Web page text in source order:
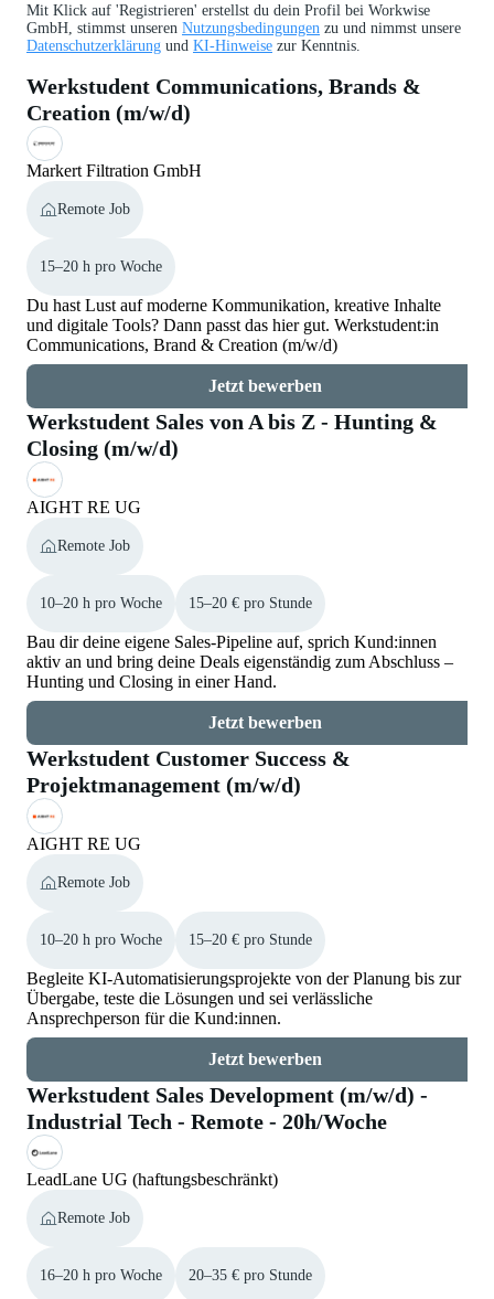
Mit Klick auf 'Registrieren' erstellst du dein Profil bei Workwise
GmbH, stimmst unseren Nutzungsbedingungen zu und nimmst unsere
Datenschutzerklärung und KI-Hinweise zur Kenntnis.
Werkstudent Communications, Brands &
Creation (m/w/d)
Markert Filtration GmbH
Remote Job
15–20 h pro Woche
Du hast Lust auf moderne Kommunikation, kreative Inhalte
und digitale Tools? Dann passt das hier gut. Werkstudent:in
Communications, Brand & Creation (m/w/d)
Jetzt bewerben
Werkstudent Sales von A bis Z - Hunting &
Closing (m/w/d)
AIGHT RE UG
Remote Job
10–20 h pro Woche 15–20 € pro Stunde
Bau dir deine eigene Sales-Pipeline auf, sprich Kund:innen
aktiv an und bring deine Deals eigenständig zum Abschluss –
Hunting und Closing in einer Hand.
Jetzt bewerben
Werkstudent Customer Success &
Projektmanagement (m/w/d)
AIGHT RE UG
Remote Job
10–20 h pro Woche 15–20 € pro Stunde
Begleite KI-Automatisierungsprojekte von der Planung bis zur
Übergabe, teste die Lösungen und sei verlässliche
Ansprechperson für die Kund:innen.
Jetzt bewerben
Werkstudent Sales Development (m/w/d) -
Industrial Tech - Remote - 20h/Woche
LeadLane UG (haftungsbeschränkt)
Remote Job
16–20 h pro Woche 20–35 € pro Stunde